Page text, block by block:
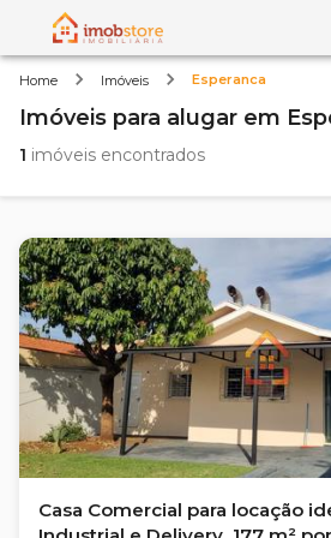
Home Imóveis Esperanca
Imóveis para alugar em
1 imóveis encontrados
Casa Comercial para locação